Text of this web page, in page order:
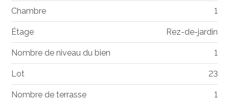
Chambre 1
Étage Rez-de-jardin
Nombre de niveau du bien 1
Lot 23
Nombre de terrasse 1